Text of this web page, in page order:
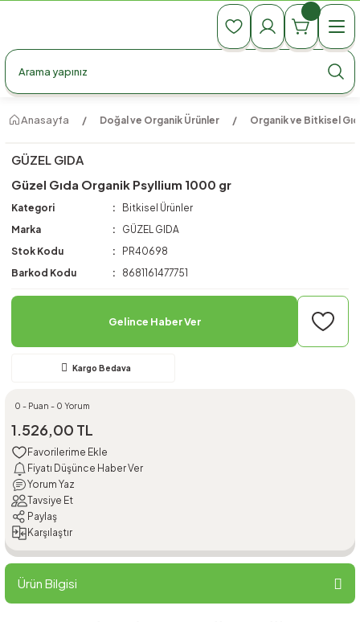
990 TL Üzeri Ücretsiz Kargo
990 TL Üzeri Ücretsiz Kargo
Anasayfa Doğal ve Organik Ürünler Organik ve Bitkisel
GÜZEL GIDA
Güzel Gıda Organik Psyllium 1000 gr
Kategori
Bitkisel Ürünler
Marka
GÜZEL GIDA
Stok Kodu
PR40698
Barkod Kodu
8681161477751
Gelince Haber Ver
Kargo Bedava
0 - Puan - 0 Yorum
1.526,00 TL
Fiyatı Düşünce Haber Ver
Yorum Yaz
Tavsiye Et
Paylaş
Karşılaştır
Ürün Bilgisi